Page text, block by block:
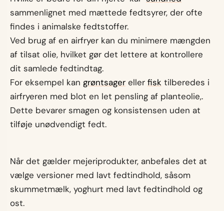
sammenlignet med mættede fedtsyrer, der ofte
findes i animalske fedtstoffer.
Ved brug af en airfryer kan du minimere mængden
af tilsat olie, hvilket gør det lettere at kontrollere
dit samlede fedtindtag.
For eksempel kan grøntsager eller fisk tilberedes i
airfryeren med blot en let pensling af planteolie,.
Dette bevarer smagen og konsistensen uden at
tilføje unødvendigt fedt.
Når det gælder mejeriprodukter, anbefales det at
vælge versioner med lavt fedtindhold, såsom
skummetmælk, yoghurt med lavt fedtindhold og
ost.